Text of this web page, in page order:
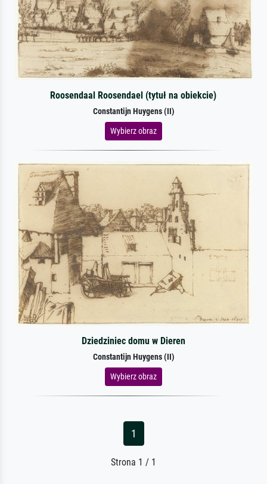
Roosendaal Roosendael (tytuł na obiekcie)
Constantijn Huygens (II)
Wybierz obraz
Dziedziniec domu w Dieren
Constantijn Huygens (II)
Wybierz obraz
1
Strona 1 / 1